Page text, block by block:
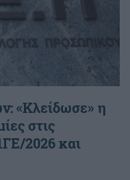
«Κλείδωσε» η
στις
2026 και